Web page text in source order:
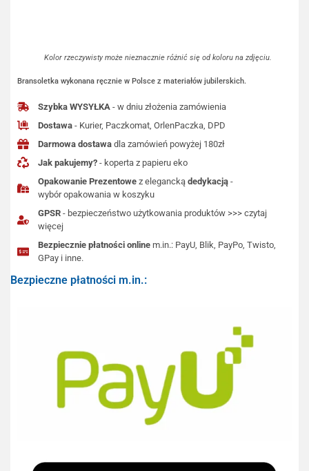
Kolor rzeczywisty może nieznacznie różnić się od koloru na zdjęciu.
Bransoletka wykonana ręcznie w Polsce z materiałów jubilerskich.
Szybka WYSYŁKA - w dniu złożenia zamówienia
Dostawa - Kurier, Paczkomat, OrlenPaczka, DPD
Darmowa dostawa dla zamówień powyżej 180zł
Jak pakujemy? - koperta z papieru eko
Opakowanie Prezentowe z eleganckądedykacją -
wybór opakowania w koszyku
GPSR - bezpieczeństwo użytkowania produktów >>> czytaj
więcej
Bezpiecznie płatności online m.in.: PayU, Blik, PayPo, Twisto,
GPay i inne.
Bezpieczne płatności m.in.: